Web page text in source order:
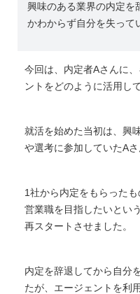
興味のある業界の内定を
かわからず自分を失って
今回は、内定者Aさんに
ントをどのように活用し
就活を始めた当初は、興
や選考に参加していたAさ
1社から内定をもらった
営業職を目指したいとい
再スタートさせました。
内定を辞退してから自分
たが、エージェントを利